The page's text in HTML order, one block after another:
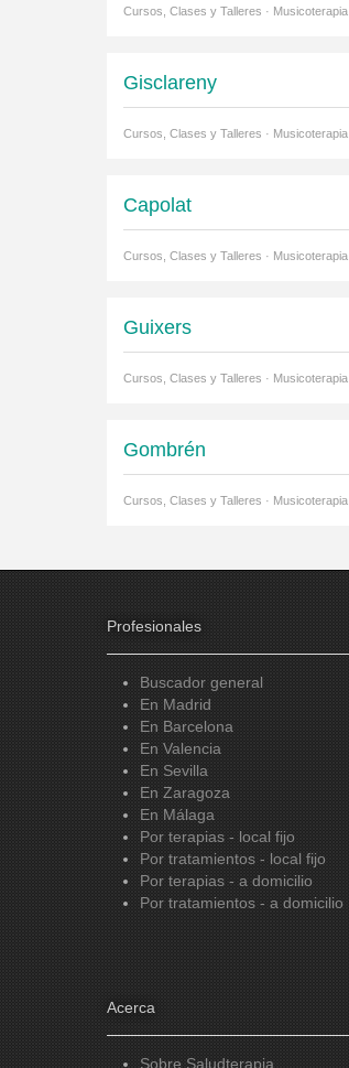
Cursos, Clases y Talleres · Musicoterapia
Gisclareny
Cursos, Clases y Talleres · Musicoterapia
Capolat
Cursos, Clases y Talleres · Musicoterapia
Guixers
Cursos, Clases y Talleres · Musicoterapia
Gombrén
Cursos, Clases y Talleres · Musicoterapia
Profesionales
Buscador general
En Madrid
En Barcelona
En Valencia
En Sevilla
En Zaragoza
En Málaga
Por terapias - local fijo
Por tratamientos - local fijo
Por terapias - a domicilio
Por tratamientos - a domicilio
Acerca
Sobre Saludterapia